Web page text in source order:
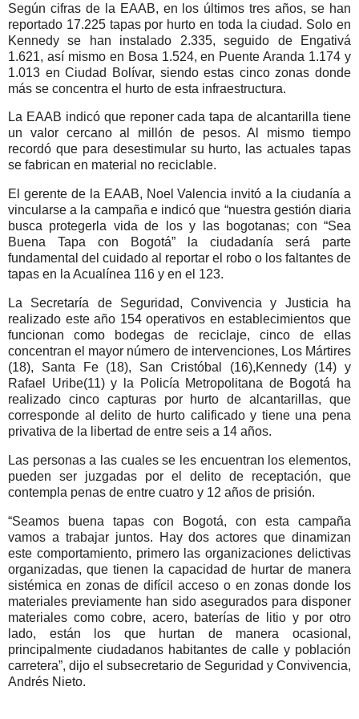
Según cifras de la EAAB, en los últimos tres años, se han
reportado 17.225 tapas por hurto en toda la ciudad. Solo en
Kennedy se han instalado 2.335, seguido de Engativá
1.621, así mismo en Bosa 1.524, en Puente Aranda 1.174 y
1.013 en Ciudad Bolívar, siendo estas cinco zonas donde
más se concentra el hurto de esta infraestructura.
La EAAB indicó que reponer cada tapa de alcantarilla tiene
un valor cercano al millón de pesos. Al mismo tiempo
recordó que para desestimular su hurto, las actuales tapas
se fabrican en material no reciclable.
El gerente de la EAAB, Noel Valencia invitó a la ciudanía a
vincularse a la campaña e indicó que “nuestra gestión diaria
busca protegerla vida de los y las bogotanas; con “Sea
Buena Tapa con Bogotá” la ciudadanía será parte
fundamental del cuidado al reportar el robo o los faltantes de
tapas en la Acualínea 116 y en el 123.
La Secretaría de Seguridad, Convivencia y Justicia ha
realizado este año 154 operativos en establecimientos que
funcionan como bodegas de reciclaje, cinco de ellas
concentran el mayor número de intervenciones, Los Mártires
(18), Santa Fe (18), San Cristóbal (16),Kennedy (14) y
Rafael Uribe(11) y la Policía Metropolitana de Bogotá ha
realizado cinco capturas por hurto de alcantarillas, que
corresponde al delito de hurto calificado y tiene una pena
privativa de la libertad de entre seis a 14 años.
Las personas a las cuales se les encuentran los elementos,
pueden ser juzgadas por el delito de receptación, que
contempla penas de entre cuatro y 12 años de prisión.
“Seamos buena tapas con Bogotá, con esta campaña
vamos a trabajar juntos. Hay dos actores que dinamizan
este comportamiento, primero las organizaciones delictivas
organizadas, que tienen la capacidad de hurtar de manera
sistémica en zonas de difícil acceso o en zonas donde los
materiales previamente han sido asegurados para disponer
materiales como cobre, acero, baterías de litio y por otro
lado, están los que hurtan de manera ocasional,
principalmente ciudadanos habitantes de calle y población
carretera”, dijo el subsecretario de Seguridad y Convivencia,
Andrés Nieto.